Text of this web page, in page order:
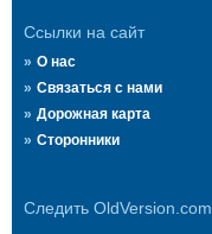
Ссылки на сайт
О нас
Связаться с нами
Дорожная карта
Сторонники
Следить OldVersion.com